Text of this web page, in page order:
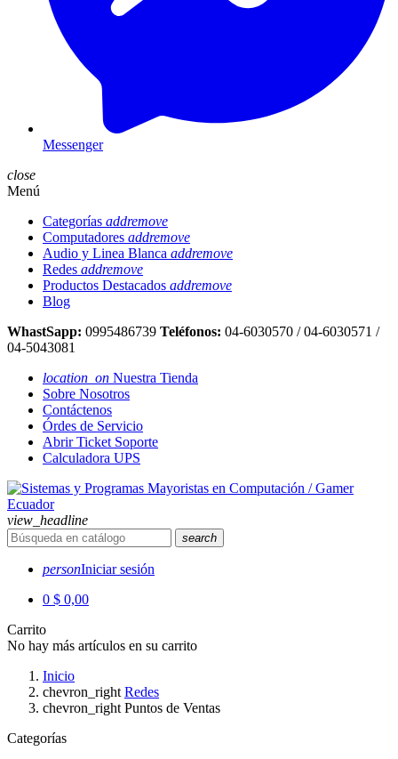
Messenger
close
Menú
Categorías addremove
Computadores addremove
Audio y Linea Blanca addremove
Redes addremove
Productos Destacados addremove
Blog
WhastSapp: 0995486739 Teléfonos: 04-6030570 / 04-6030571 /
04-5043081
location_on Nuestra Tienda
Sobre Nosotros
Contáctenos
Órdes de Servicio
Abrir Ticket Soporte
Calculadora UPS
view_headline
search
personIniciar sesión
0 $ 0,00
Carrito
No hay más artículos en su carrito
Inicio
chevron_right Redes
chevron_right Puntos de Ventas
Categorías